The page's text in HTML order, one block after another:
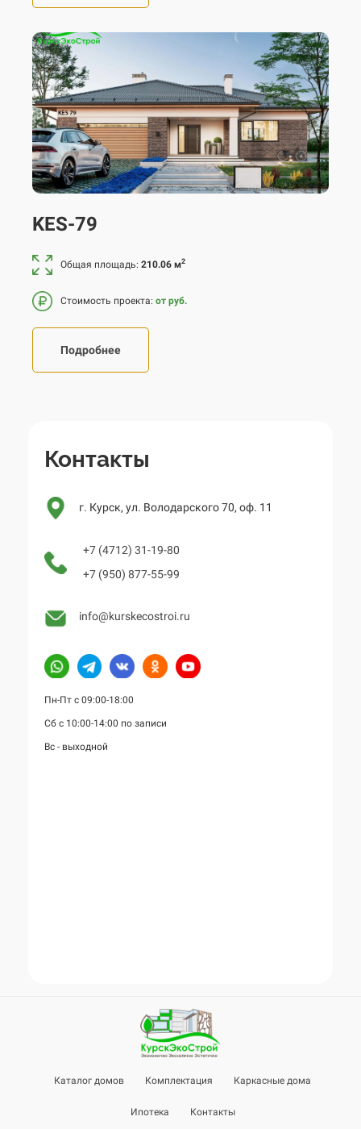
KES-79
Общая площадь: 210.06 м2
Стоимость проекта: от руб.
Подробнее
Контакты
г. Курск, ул. Володарского 70, оф. 11
+7 (4712) 31-19-80
+7 (950) 877-55-99
info@kurskecostroi.ru
Пн-Пт с 09:00-18:00
Сб с 10:00-14:00 по записи
Вс - выходной
Каталог домов Комплектация Каркасные дома
Ипотека Контакты